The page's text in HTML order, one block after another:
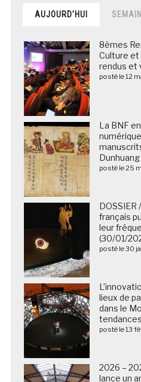
AUJOURD’HUI
8èmes
Culture et
rendus et
posté le 12
La BNF
Dunhuang
posté le 25
français
leur
(30/01/
posté le 30
lieux de
dans le
posté le 13
2026 –
lance un